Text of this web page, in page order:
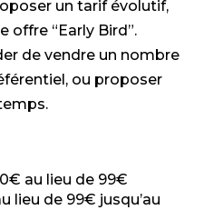
un tarif évolutif,
offre “Early Bird”.
de vendre un nombre
ou proposer
au lieu de 99€
lieu de 99€ jusqu’au